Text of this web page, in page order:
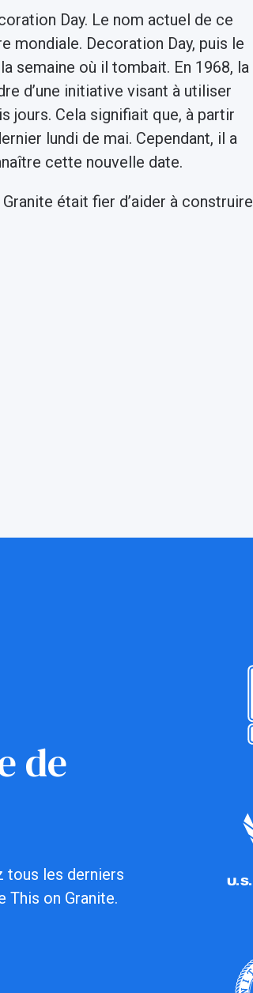
Day. Le nom actuel de ce
mondiale. Decoration Day, puis le
semaine où il tombait. En 1968, la
d’une initiative visant à utiliser
jours. Cela signifiait que, à partir
lundi de mai. Cependant, il a
cette nouvelle date.
était fier d’aider à construire
de
tous les derniers
This on Granite.